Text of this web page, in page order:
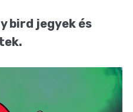
bird jegyek és